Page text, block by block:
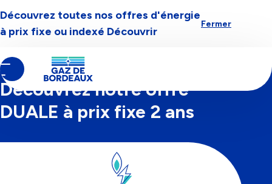
Aller à la navigation Aller au contenuAller au pied-de-page
Découvrez toutes nos offres d'énergie
à prix fixe ou indexé Découvrir
Fermer
Contenu
principal
d'Ariane
Nos offres d'énergie
Découvrez notre offre
DUALE à prix fixe 2 ans